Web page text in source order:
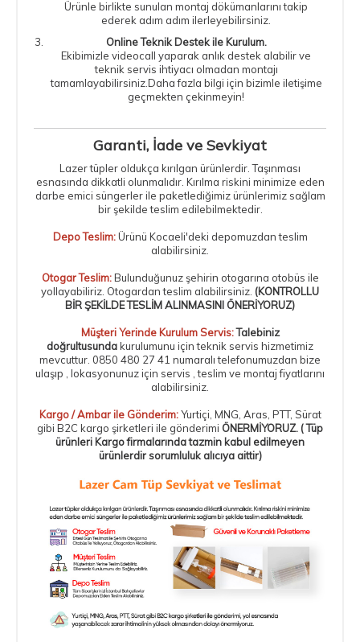
Ürünle birlikte sunulan montaj dökümanlarını takip
ederek adım adım ilerleyebilirsiniz.
Online Teknik Destek ile Kurulum.
Ekibimizle videocall yaparak anlık destek alabilir ve
teknik servis ihtiyacı olmadan montajı
tamamlayabilirsiniz.Daha fazla bilgi için bizimle iletişime
geçmekten çekinmeyin!
Garanti, İade ve Sevkiyat
Lazer tüpler oldukça kırılgan ürünlerdir. Taşınması
esnasında dikkatli olunmalıdır. Kırılma riskini minimize eden
darbe emici süngerler ile paketlediğimiz ürünlerimiz sağlam
bir şekilde teslim edilebilmektedir.
Depo Teslim:Ürünü Kocaeli'deki depomuzdan teslim
alabilirsiniz.
Otogar Teslim:Bulunduğunuz şehirin otogarına otobüs ile
yollayabiliriz. Otogardan teslim alabilirsiniz. (KONTROLLU
BİR ŞEKİLDE TESLİM ALINMASINI ÖNERİYORUZ)
Müşteri Yerinde Kurulum Servis:Talebiniz
doğrultusundakurulumunu için teknik servis hizmetimiz
mevcuttur. 0850 480 27 41 numaralı telefonumuzdan bize
ulaşıp , lokasyonunuz için servis , teslim ve montaj fiyatlarını
alabilirsiniz.
Kargo / Ambar ile Gönderim:Yurtiçi, MNG, Aras, PTT, Sürat
gibi B2C kargo şirketleri ile gönderimi ÖNERMİYORUZ. ( Tüp
ürünleri Kargo firmalarında tazmin kabul edilmeyen
ürünlerdir sorumluluk alıcıya aittir)